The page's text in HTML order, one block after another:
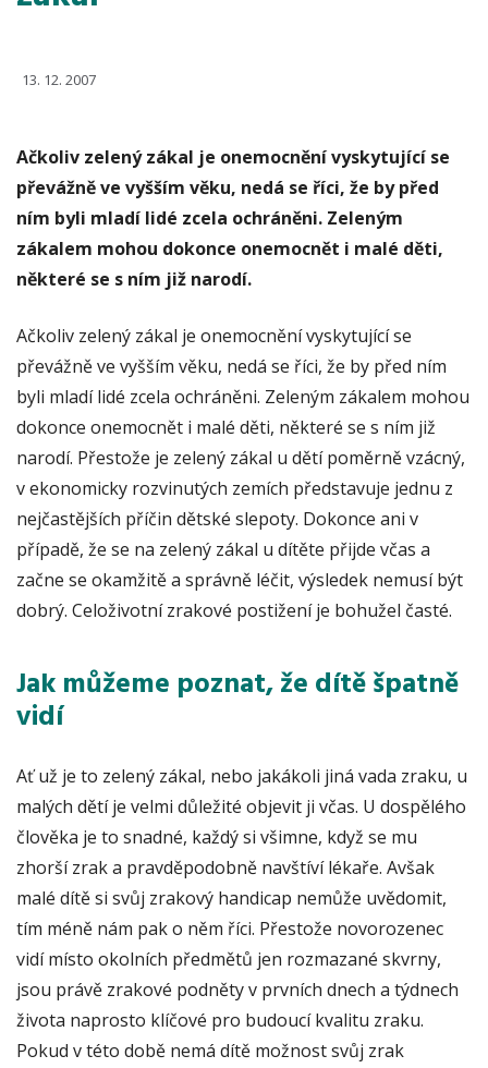
13. 12. 2007
Ačkoliv zelený zákal je onemocnění vyskytující se
převážně ve vyšším věku, nedá se říci, že by před
ním byli mladí lidé zcela ochráněni. Zeleným
zákalem mohou dokonce onemocnět i malé děti,
některé se s ním již narodí.
Ačkoliv zelený zákal je onemocnění vyskytující se
převážně ve vyšším věku, nedá se říci, že by před ním
byli mladí lidé zcela ochráněni. Zeleným zákalem mohou
dokonce onemocnět i malé děti, některé se s ním již
narodí. Přestože je zelený zákal u dětí poměrně vzácný,
v ekonomicky rozvinutých zemích představuje jednu z
nejčastějších příčin dětské slepoty. Dokonce ani v
případě, že se na zelený zákal u dítěte přijde včas a
začne se okamžitě a správně léčit, výsledek nemusí být
dobrý. Celoživotní zrakové postižení je bohužel časté.
Jak můžeme poznat, že dítě špatně
vidí
Ať už je to zelený zákal, nebo jakákoli jiná vada zraku, u
malých dětí je velmi důležité objevit ji včas. U dospělého
člověka je to snadné, každý si všimne, když se mu
zhorší zrak a pravděpodobně navštíví lékaře. Avšak
malé dítě si svůj zrakový handicap nemůže uvědomit,
tím méně nám pak o něm říci. Přestože novorozenec
vidí místo okolních předmětů jen rozmazané skvrny,
jsou právě zrakové podněty v prvních dnech a týdnech
života naprosto klíčové pro budoucí kvalitu zraku.
Pokud v této době nemá dítě možnost svůj zrak